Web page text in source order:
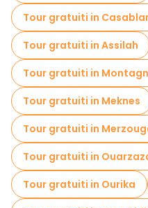
Tour gastronomici a
Tour gratuiti nelle
Tour gratuiti nelle
Tour gratuiti nelle
Tour gratuiti in
Tour gratuiti in Assilah
Tour gratuiti in
Tour gratuiti in Meknes
Tour gratuiti in
Tour gratuiti in
Tour gratuiti in Ourika